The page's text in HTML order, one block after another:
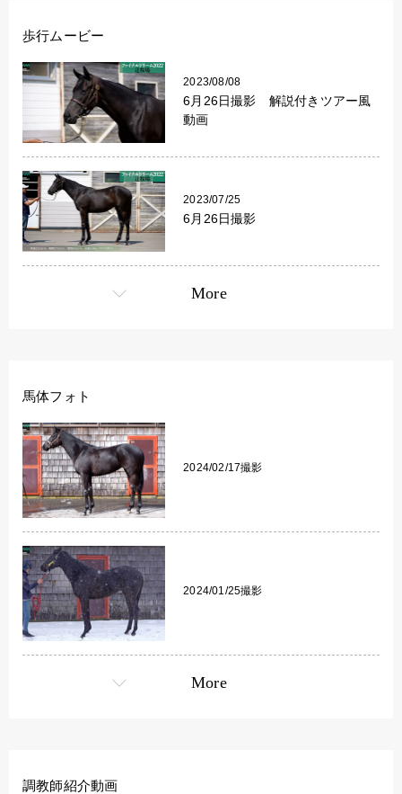
歩行ムービー
2023/08/08
6月26日撮影 解説付きツアー風
動画
2023/07/25
6月26日撮影
More
馬体フォト
2024/02/17撮影
2024/01/25撮影
More
調教師紹介動画